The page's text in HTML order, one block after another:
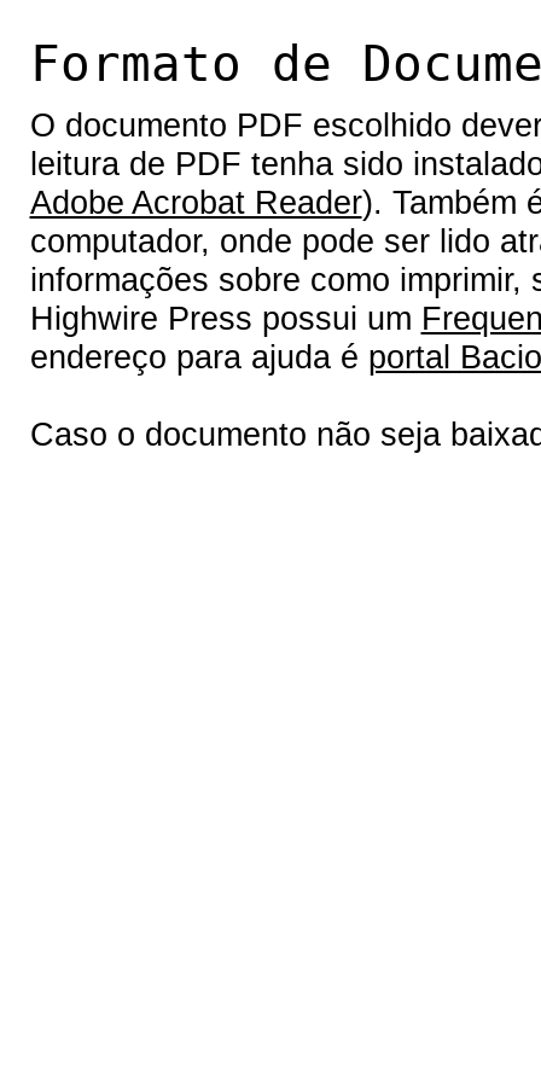
Formato de
O documento PDF escolhido
leitura de PDF tenha sido
Adobe Acrobat Reader). Também
computador, onde pode ser lido
informações sobre como
Highwire Press possui um
endereço para ajuda é portal
Caso o documento não seja